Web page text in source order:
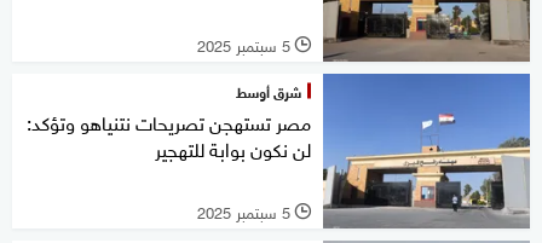
l 5 سبتمبر 2025
شرق أوسط
مصر تستهجن تصريحات نتنياهو وتؤكد:
لن نكون بوابة للتهجير
l 5 سبتمبر 2025